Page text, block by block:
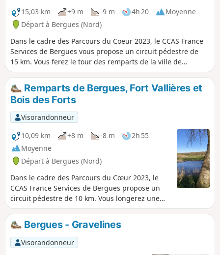
15,03 km
+9 m -9 m 4h 20
Moyenne
Départ à Bergues (Nord)
Dans le cadre des Parcours du Coeur 2023, le CCAS France
Services de Bergues vous propose un circuit pédestre de
15 km. Vous ferez le tour des remparts de la ville de
Bergues, pour ensuite longer le Canal de Bergues ; puis en
traversant le Bois des Forts, vous reviendrez jusqu'à votre
point de départ : Le Foyer Socio Éducatif.
Remparts de Bergues, Fort Vallières et
Bois des Forts
Visorandonneur
10,09 km
+8 m -8 m
2h 55
Moyenne
Départ à Bergues (Nord)
Dans le cadre des Parcours du Cœur 2023, le
CCAS France Services de Bergues propose un
circuit pédestre de 10 km. Vous longerez une
partie des remparts de la ville de Bergues, pour
ensuite longer le Canal de Bergues ; puis en
traversant le Bois des Forts, vous reviendrez
jusqu'à votre point de départ au Foyer socio-
éducatif.
Bergues - Gravelines
Visorandonneur